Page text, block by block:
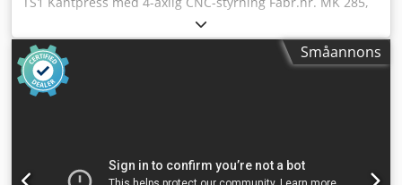
tillverkningsår 1998 CNC-styrning SAFAN
programvaruversion 5.07 TS1 Tryckkraft: 500 kN (50 ton)
Arbetslängd: 2550 mm Slaglängd: 215 mm Mellan
sidostolpar: 2700 mm Verktygsmonteringshöjd max: 414
mm Bordbredd: 55 mm Bordshöjd över golv: 950 mm
SAFAN programvaruversion 5.07 TS1, Y1- och Y2-axel
Småannons